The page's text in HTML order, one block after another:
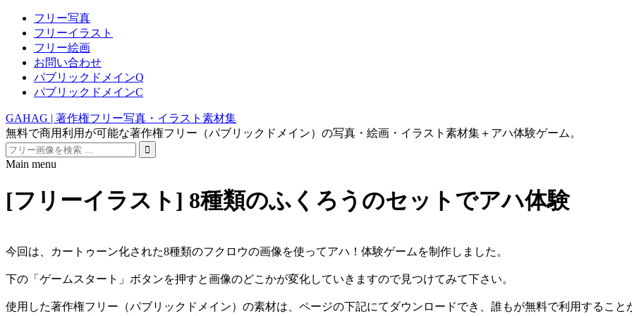
フリー写真
フリーイラスト
フリー絵画
お問い合わせ
パブリックドメインQ
パブリックドメインC
GAHAG | 著作権フリー写真・イラスト素材集
無料で商用利用が可能な著作権フリー（パブリックドメイン）の写真・絵画・イラスト素材集＋アハ体験ゲーム。
Search
for:
Main menu
content
[フリーイラスト] 8種類のふくろうのセットでアハ体験
今回は、カートゥーン化された8種類のフクロウの画像を使ってアハ！体験ゲームを制作しました。
下の「ゲームスタート」ボタンを押すと画像のどこかが変化していきますので見つけてみて下さい。
使用した著作権フリー（パブリックドメイン）の素材は、ページの下記にてダウンロードでき、誰もが無料で利用すること